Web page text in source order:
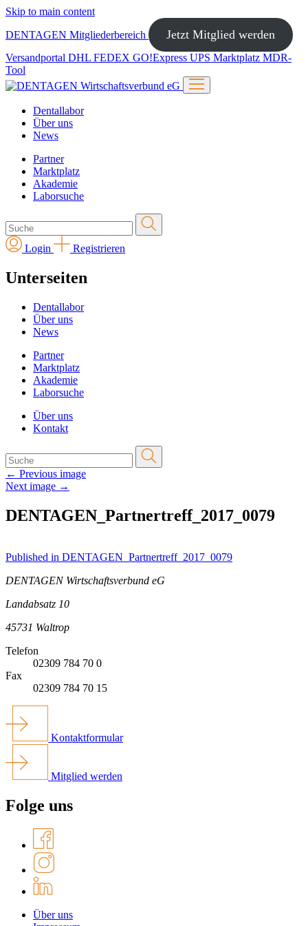
Skip to main content
DENTAGEN Mitgliederbereich Jetzt Mitglied werden
Versandportal DHL FEDEX GO!Express UPS Marktplatz MDR-
Tool
Dentallabor
Über uns
News
Partner
Marktplatz
Akademie
Laborsuche
Login Registrieren
Unterseiten
Dentallabor
Über uns
News
Partner
Marktplatz
Akademie
Laborsuche
Über uns
Kontakt
← Previous image
Next image →
DENTAGEN_Partnertreff_2017_0079
Beitragsnavigation
Published in DENTAGEN_Partnertreff_2017_0079
DENTAGEN Wirtschaftsverbund eG
Landabsatz 10
45731 Waltrop
Telefon
02309 784 70 0
Fax
02309 784 70 15
Kontaktformular
Mitglied werden
Folge uns
Über uns